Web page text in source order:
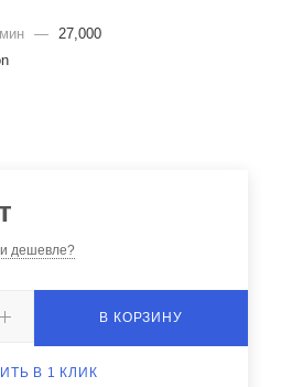
— 27,000
дешевле?
В КОРЗИНУ
В 1 КЛИК